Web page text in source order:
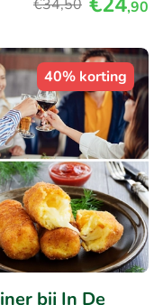
€34,50 ,90
40% korting
bij In De